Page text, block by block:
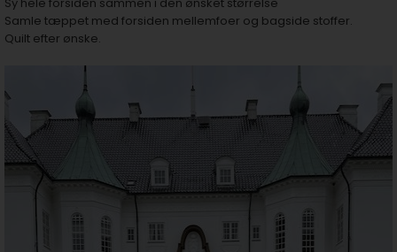
Sy hele forsiden sammen i den ønsket størrelse
Samle tæppet med forsiden mellemfoer og bagside stoffer.
Quilt efter ønske.